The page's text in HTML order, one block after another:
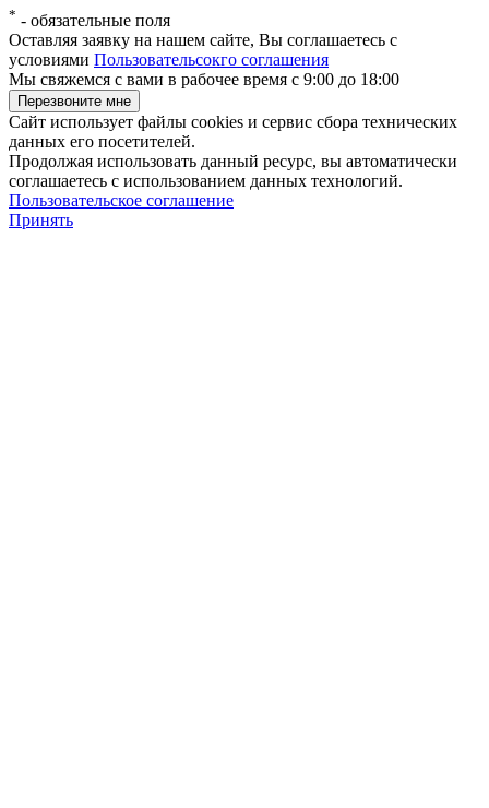
* - обязательные поля
Оставляя заявку на нашем сайте, Вы соглашаетесь с
условиями Пользовательсокго соглашения
Мы свяжемся с вами в рабочее время с 9:00 до 18:00
Сайт использует файлы cookies и сервис сбора технических
данных его посетителей.
Продолжая использовать данный ресурс, вы автоматически
соглашаетесь с использованием данных технологий.
Пользовательское соглашение
Принять